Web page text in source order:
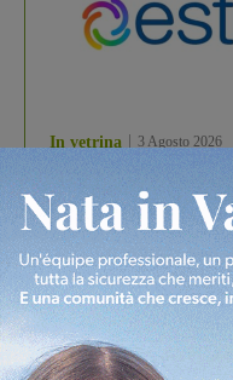
In vetrina 3 Agosto 2026
Estra Notizie
studenti coinvolti,
debutta il podcast
Più lette